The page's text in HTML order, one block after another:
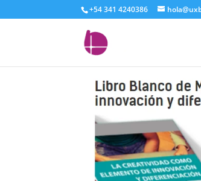
+54 341 4240386
libro_blanco